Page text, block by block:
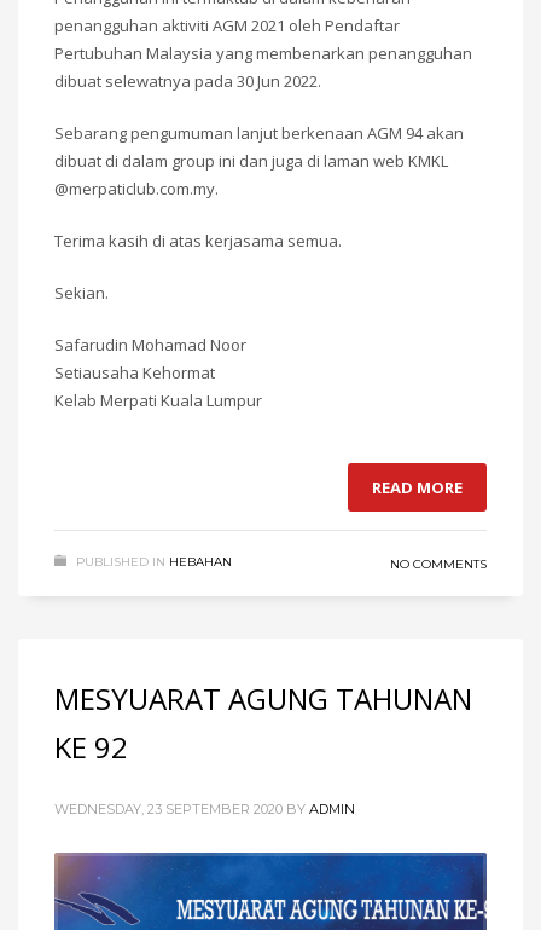
penangguhan aktiviti AGM 2021 oleh Pendaftar
Pertubuhan Malaysia yang membenarkan penangguhan
dibuat selewatnya pada 30 Jun 2022.
Sebarang pengumuman lanjut berkenaan AGM 94 akan
dibuat di dalam group ini dan juga di laman web KMKL
@merpaticlub.com.my.
Terima kasih di atas kerjasama semua.
Sekian.
Safarudin Mohamad Noor
Setiausaha Kehormat
Kelab Merpati Kuala Lumpur
READ MORE
PUBLISHED IN HEBAHAN NO COMMENTS
MESYUARAT AGUNG TAHUNAN
KE 92
WEDNESDAY, 23 SEPTEMBER 2020 BY ADMIN